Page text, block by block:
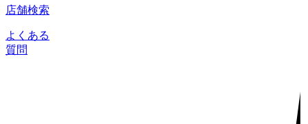
店舗検索
よくある
質問